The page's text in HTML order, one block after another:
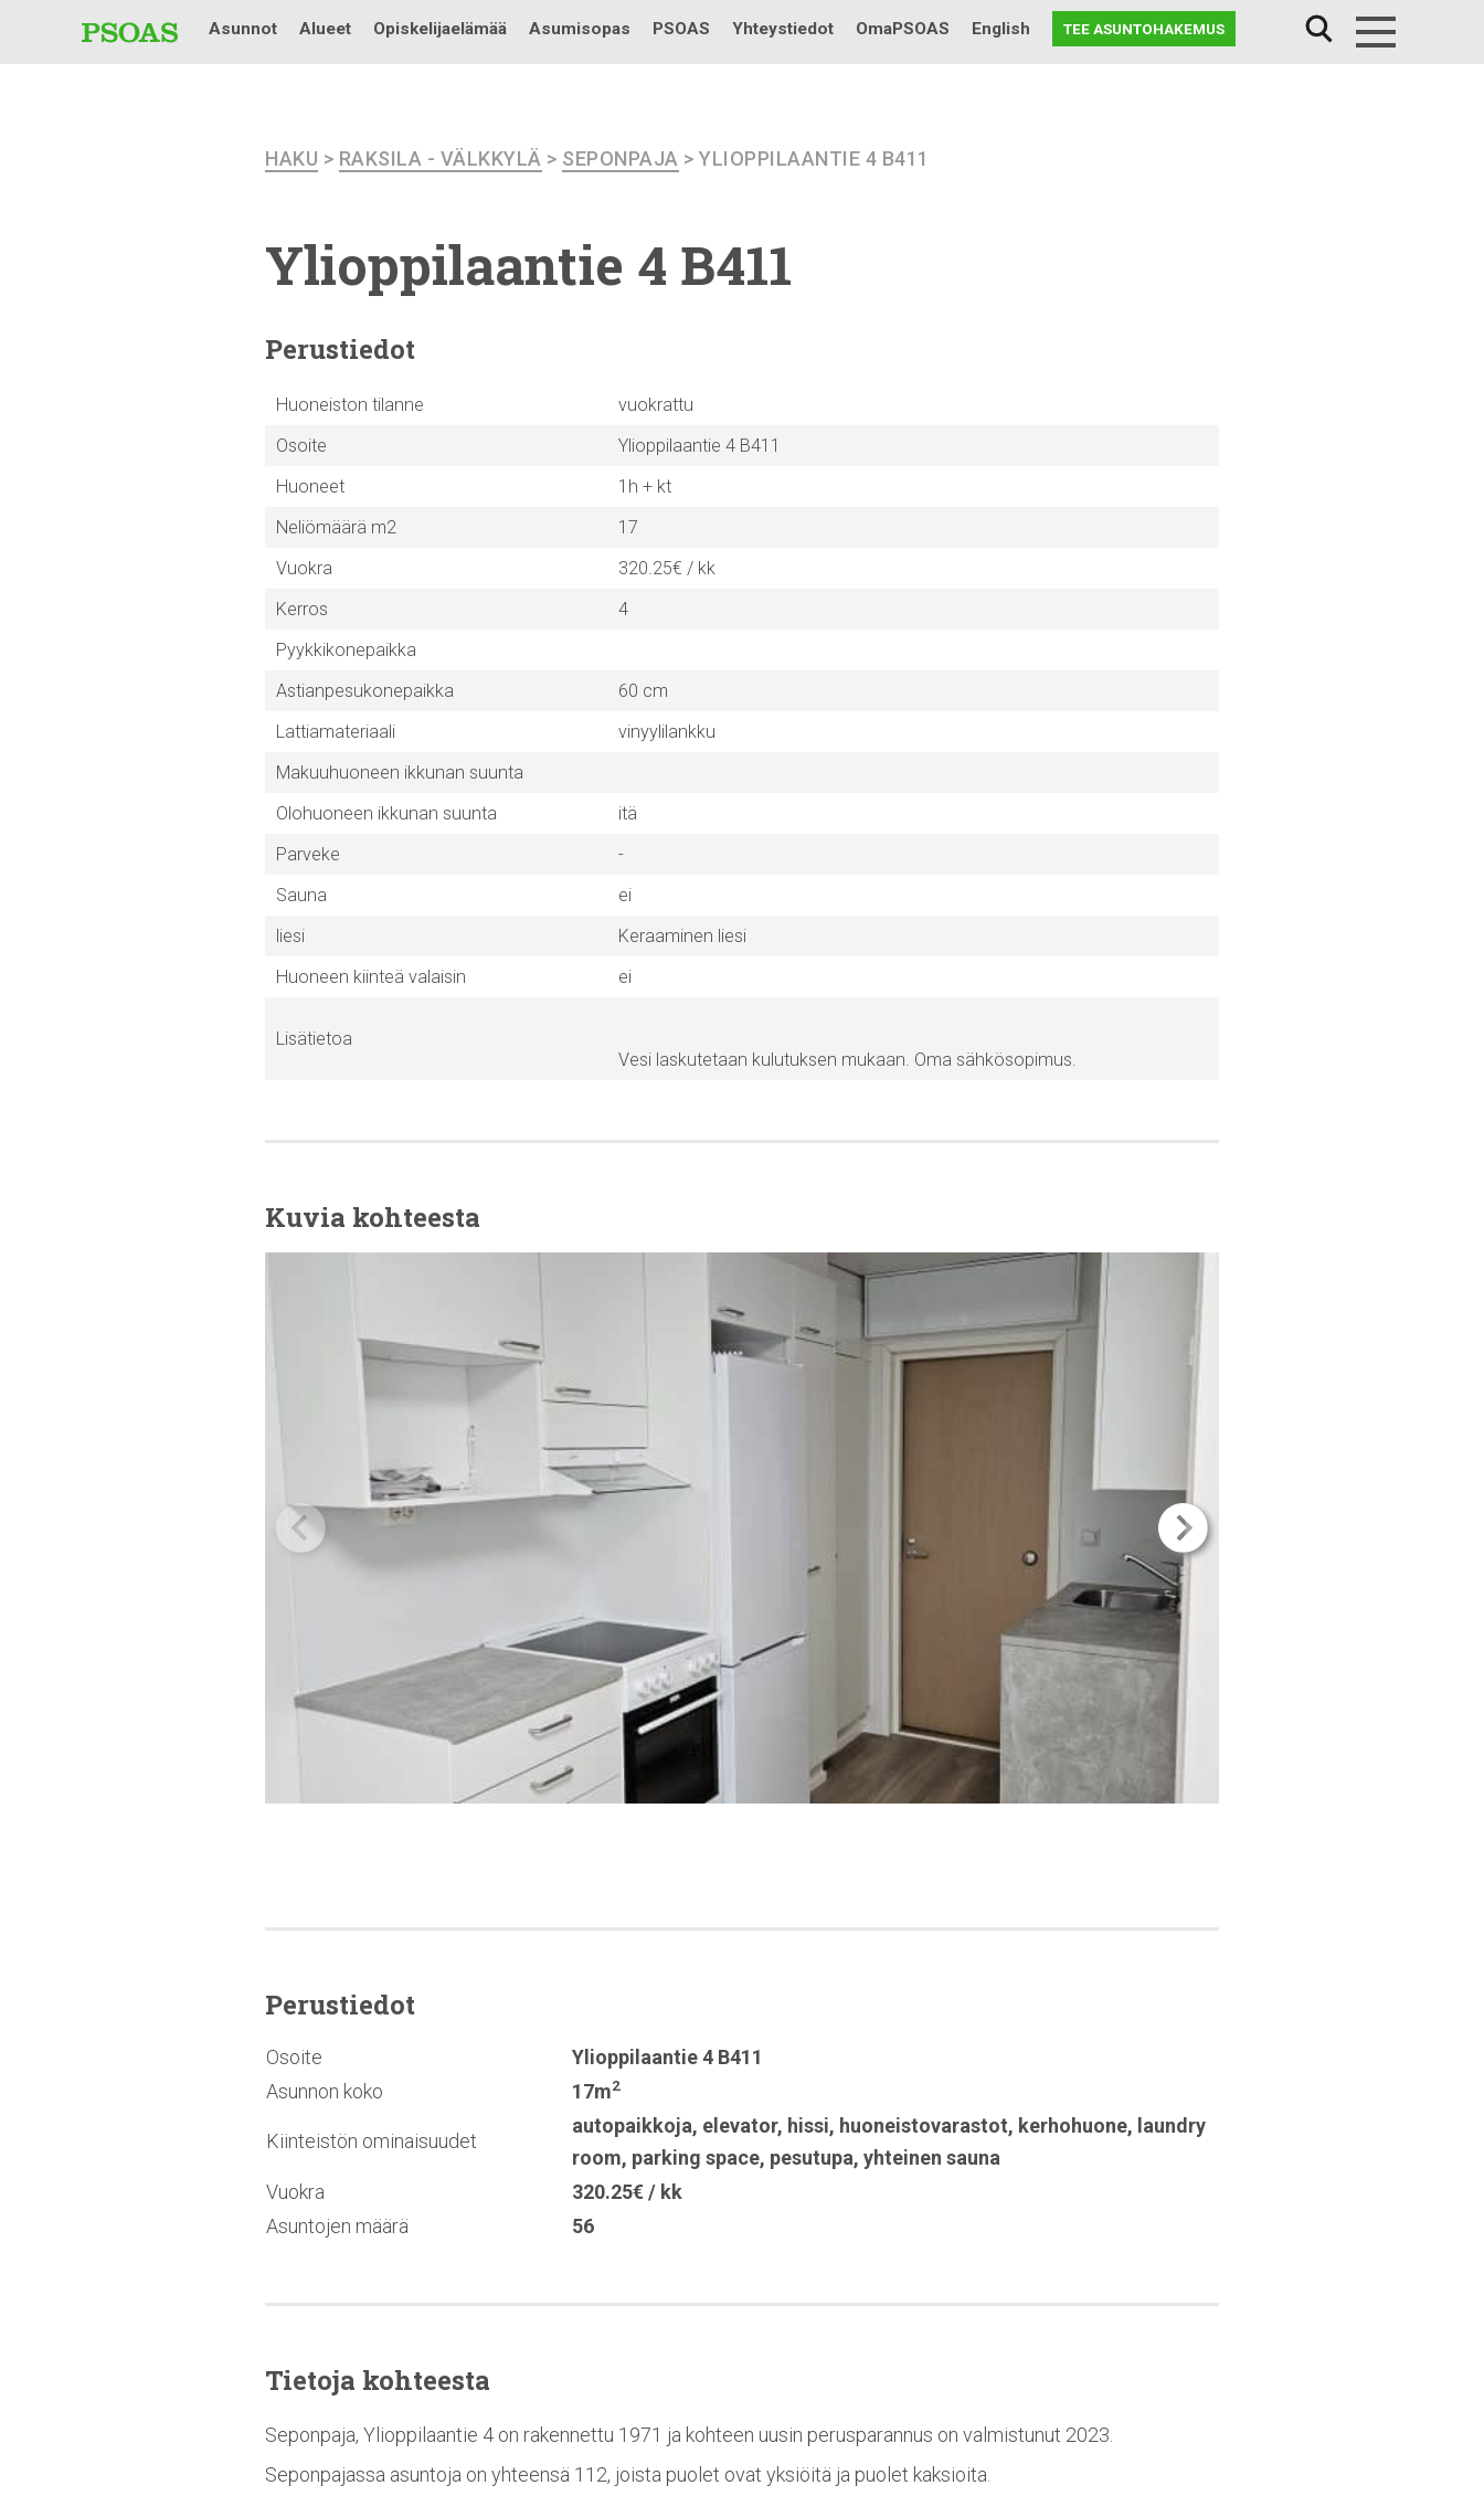
Testi
Asunnot Alueet Opiskelijaelämää Asumisopas PSOAS Yhteystiedot OmaPSOAS English TEE ASUNTOHAKEMUS
HAKU > RAKSILA - VÄLKKYLÄ > SEPONPAJA > YLIOPPILAANTIE 4 B411
Ylioppilaantie 4 B411
Perustiedot
Huoneiston tilanne
vuokrattu
Osoite
Ylioppilaantie 4 B411
Huoneet
1h + kt
Neliömäärä m2
17
Vuokra
320.25€ / kk
Kerros
4
Pyykkikonepaikka
Astianpesukonepaikka
60 cm
Lattiamateriaali
vinyylilankku
Makuuhuoneen ikkunan suunta
Olohuoneen ikkunan suunta
itä
Parveke
-
Sauna
ei
liesi
Keraaminen liesi
Huoneen kiinteä valaisin
ei
Lisätietoa
Vesi laskutetaan kulutuksen mukaan. Oma sähkösopimus.
Kuvia kohteesta
Perustiedot
Osoite
Ylioppilaantie 4 B411
Asunnon koko
17m2
Kiinteistön ominaisuudet
autopaikkoja, elevator, hissi, huoneistovarastot, kerhohuone, laundry
room, parking space, pesutupa, yhteinen sauna
Vuokra
320.25€ / kk
Asuntojen määrä
56
Tietoja kohteesta
Seponpaja, Ylioppilaantie 4 on rakennettu 1971 ja kohteen uusin perusparannus on valmistunut 2023.
Seponpajassa asuntoja on yhteensä 112, joista puolet ovat yksiöitä ja puolet kaksioita.